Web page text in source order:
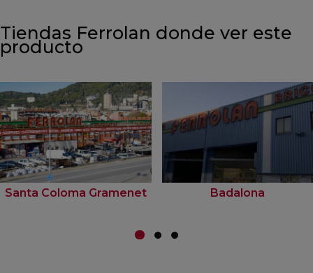
Tiendas Ferrolan donde ver este
producto
Santa Coloma Gramenet Badalona